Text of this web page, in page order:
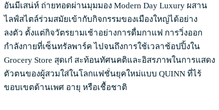
อันมีเสน่ห์ ถ่ายทอดผ่านมุมมอง Modern Day Luxury ผสาน
ไลฟ์สไตล์ร่วมสมัยเข้ากับกิจกรรมของเมืองใหญ่ได้อย่าง
ลงตัว ตั้งแต่กิจวัตรยามเช้าอย่างการดื่มกาแฟ การวิ่งออก
กำลังกายที่เซ็นทรัลพาร์ค ไปจนถึงการใช้เวลาช้อปปิ้งใน
Grocery Store สุดเก๋ สะท้อนทัศนคติและอิสรภาพในการแสดง
ตัวตนของผู้สวมใส่ในโลกแฟชั่นยุคใหม่แบบ QUINN ที่ไร้
ขอบเขตด้านเพศ อายุ หรือเชื้อชาติ